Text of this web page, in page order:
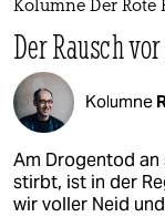
Kolumne Der Rote
Der Rausch
Kolumne
Am Drogentod an
stirbt, ist in der
wir voller Neid